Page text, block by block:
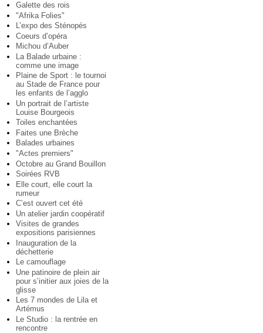
Galette des rois
"Afrika Folies"
L’expo des Sténopés
Coeurs d’opéra
Michou d’Auber
La Balade urbaine :
comme une image
Plaine de Sport : le tournoi
au Stade de France pour
les enfants de l’agglo
Un portrait de l’artiste
Louise Bourgeois
Toiles enchantées
Faites une Brèche
Balades urbaines
"Actes premiers"
Octobre au Grand Bouillon
Soirées RVB
Elle court, elle court la
rumeur
C’est ouvert cet été
Un atelier jardin coopératif
Visites de grandes
expositions parisiennes
Inauguration de la
déchetterie
Le camouflage
Une patinoire de plein air
pour s’initier aux joies de la
glisse
Les 7 mondes de Lila et
Artémus
Le Studio : la rentrée en
rencontre